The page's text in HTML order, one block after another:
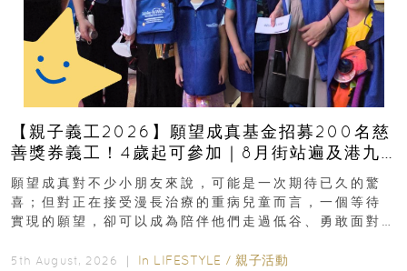
【親子義工2026】願望成真基金招募200名慈
善獎券義工！4歲起可參加｜8月街站遍及港九
新界
願望成真對不少小朋友來說，可能是一次期待已久的驚
喜；但對正在接受漫長治療的重病兒童而言，一個等待
實現的願望，卻可以成為陪伴他們走過低谷、勇敢面對
5th August, 2026 ｜ In LIFESTYLE / 親子活動